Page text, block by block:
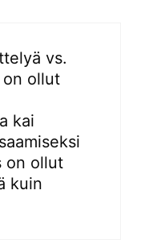
vs.
on ollut
kai
on ollut
kuin